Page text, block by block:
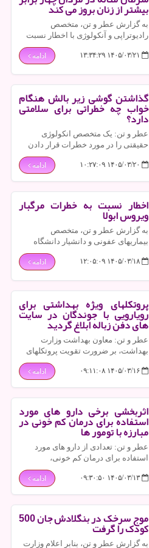
بیشتر از زنان بروز می کند
به گزارش عطر و تن، متخصص
رادیوتراپی و آنکولوژی با اخطار نسبت
به شیوع بالای سرطان مثانه در مردان
اظهار داشت: این بیماری در مردان چهار
ادامه
گذاشتن گوشی زیر بالش هنگام
خواب چه خطراتی برای سلامتی
دارد؟
عطر و تن: یک متخصص انکولوژی
حقیقتی را در مورد خطرات قرار دادن
تلفن همراه زیر بالش هنگام خواب
گوشزد کرد.
ادامه
اخطار نسبت به خطرات مرگبار
ویروس ابولا
به گزارش عطر و تن، متخصص
بیماریهای عفونی و دانشیار دانشگاه
علوم پزشکی تهران، نسبت به خطرات
مرگبار ویروس ابولا گوشزد نمود.
۱۴۰۵/۰۳/۱۸ ۱۲:۰۵:۰۹ ادامه
پروتکلهای ویژه بهداشتی برای
رویارویی با جوندگان در سایت
های دفن زباله ابلاغ گردید
عطر و تن: معاون بهداشت وزارت
بهداشت، بر ضرورت تقویت پروتکلهای
بهداشتی و نظارت دقیق بر ایمنی سایت
های دفن پسماند بمنظور رویارویی با
۱۴۰۵/۰۳/۱۶ ۰۹:۱۱:۰۸ ادامه
اثربخشی برخی دارو های مورد
استفاده برای درمان کم خونی در
مبارزه با تومور ها
عطر و تن: تعدادی از دارو های مورد
استفاده برای درمان کم خونی،
اثربخشی غیرمنتظره ای در مبارزه با
تومور ها نشان دادند.
۱۴۰۵/۰۳/۱۳ ۰۹:۳۰:۵۰ ادامه
موج سرخک در بنگلادش جان 500
کودک را گرفت
به گزارش عطر و تن، بنابر اعلام وزارت